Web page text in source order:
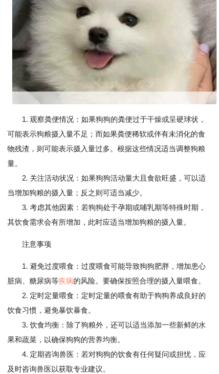
1. 观察粪便情况：如果狗狗的粪便过于干燥或呈硬球状，
可能表示狗粮摄入量不足；而如果粪便稀软或伴有未消化的食
物残渣，则可能表示摄入量过多。根据这些情况适当调整狗粮
量。
2. 关注活动状况：如果狗狗活动量大且食欲旺盛，可以适
当增加狗粮的摄入量；反之则可适当减少。
3. 考虑其他因素：若狗狗处于孕期或哺乳期等特殊时期，
其饮食需求会有所增加，此时应适当增加狗粮的摄入量。
注意事项
1. 避免过度喂食：过度喂食可能导致狗狗肥胖，增加患心
脏病、糖尿病等疾病的风险。要确保按照合理的摄入量喂食。
2. 定时定量喂食：定时定量的喂食有助于狗狗养成良好的
饮食习惯，避免暴饮暴食。
3. 饮食均衡：除了狗粮外，还可以适当添加一些新鲜的水
果和蔬菜，以确保狗狗的营养均衡。
4. 定期咨询兽医：若对狗狗的饮食有任何疑问或担忧，应
及时咨询兽医以获取专业建议。